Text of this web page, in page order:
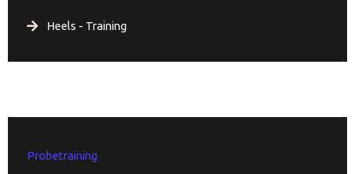
Heels - Training
Probetraining